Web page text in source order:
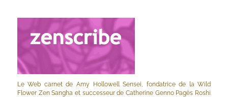
Le Web carnet de Amy Hollowell Sensei, fondatrice de la Wild
Flower Zen Sangha et successeur de Catherine Genno Pagès Roshi